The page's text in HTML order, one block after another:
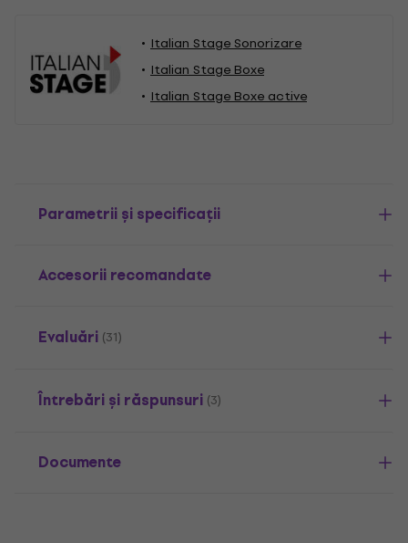
Italian Stage Sonorizare
Italian Stage Boxe
Italian Stage Boxe active
Parametrii și specificații
Accesorii recomandate
Evaluări (31)
Întrebări și răspunsuri (3)
Documente